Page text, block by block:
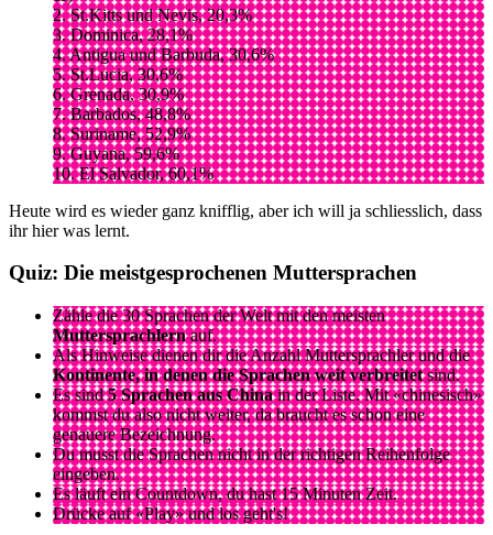
2. St.Kitts und Nevis, 20,3%
3. Dominica, 28,1%
4. Antigua und Barbuda, 30,6%
5. St.Lucia, 30,6%
6. Grenada, 30,9%
7. Barbados, 48,8%
8. Suriname, 52,9%
9. Guyana, 59,6%
10. El Salvador, 60,1%
Heute wird es wieder ganz knifflig, aber ich will ja schliesslich, dass
ihr hier was lernt.
Quiz: Die meistgesprochenen Muttersprachen
Zähle die 30 Sprachen der Welt mit den meisten
Muttersprachlernauf.
Als Hinweise dienen dir die Anzahl Muttersprachler und die
Kontinente, in denen die Sprachen weit verbreitetsind.
Es sind5 Sprachen aus Chinain der Liste. Mit «chinesisch»
kommst du also nicht weiter, da braucht es schon eine
genauere Bezeichnung.
Du musst die Sprachen nicht in der richtigen Reihenfolge
eingeben.
Es läuft ein Countdown, du hast 15 Minuten Zeit.
Drücke auf «Play» und los geht's!